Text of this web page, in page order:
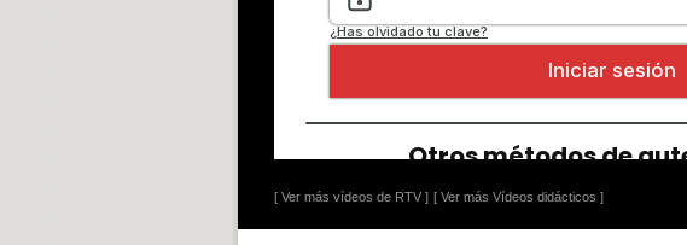
[ Ver más vídeos de RTV ] [ Ver más Vídeos didácticos ]